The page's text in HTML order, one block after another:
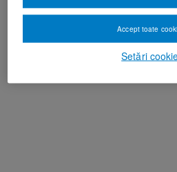
Setări
Accept toate